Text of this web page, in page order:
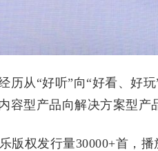
从“好听”向“好看、好玩
容型产品向解决方案型产
权发行量30000+首，播